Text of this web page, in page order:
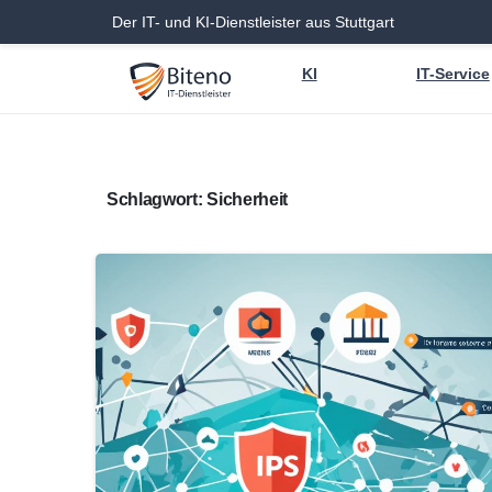
Der IT- und KI-Dienstleister aus Stuttgart
KI IT-Service
Schlagwort:Sicherheit